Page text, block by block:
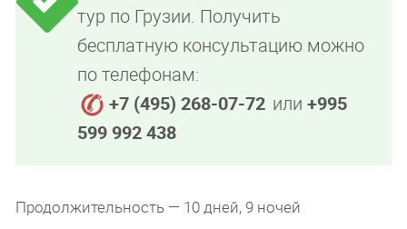
тур по Грузии. Получить
бесплатную консультацию можно
по телефонам:
+7 (495) 268-07-72 или +995
599 992 438
Продолжительность — 10 дней, 9 ночей